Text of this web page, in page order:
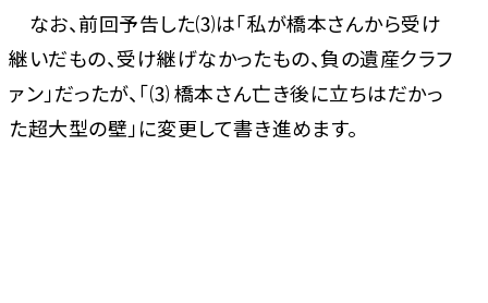
なお、前回予告した⑶は「私が橋本さんから受け
継いだもの、受け継げなかったもの、負の遺産クラフ
ァン」だったが、「⑶ 橋本さん亡き後に立ちはだかっ
た超大型の壁」に変更して書き進めます。